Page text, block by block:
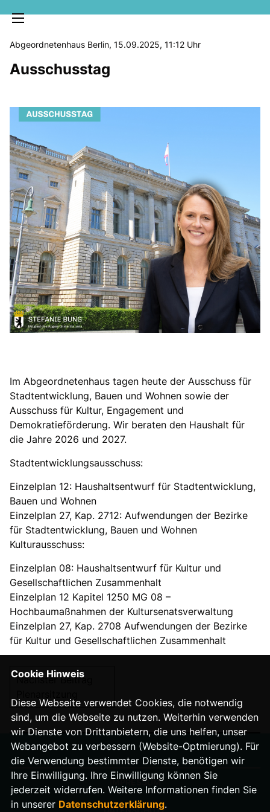
MELDUNGEN
SOZIALE MEDIEN
KLARTEXT
Abgeordnetenhaus Berlin, 15.09.2025, 11:12 Uhr
Ausschusstag
Im Abgeordnetenhaus tagen heute der Ausschuss für
Stadtentwicklung, Bauen und Wohnen sowie der
Ausschuss für Kultur, Engagement und
Demokratieförderung. Wir beraten den Haushalt für
die Jahre 2026 und 2027.
Stadtentwicklungsausschuss:
Einzelplan 12: Haushaltsentwurf für Stadtentwicklung,
Bauen und Wohnen
Einzelplan 27, Kap. 2712: Aufwendungen der Bezirke
für Stadtentwicklung, Bauen und Wohnen
Kulturausschuss:
Einzelplan 08: Haushaltsentwurf für Kultur und
Gesellschaftlichen Zusammenhalt
Einzelplan 12 Kapitel 1250 MG 08 –
Hochbaumaßnahmen der Kultursenatsverwaltung
Einzelplan 27, Kap. 2708 Aufwendungen der Bezirke
für Kultur und Gesellschaftlichen Zusammenhalt
Nächster Beitrag
IMPRESSUM
DATENSCHUTZ
Cookie Hinweis
Diese Webseite verwendet Cookies, die notwendig
sind, um die Webseite zu nutzen. Weiterhin verwenden
wir Dienste von Drittanbietern, die uns helfen, unser
Webangebot zu verbessern (Website-Optmierung). Für
die Verwendung bestimmter Dienste, benötigen wir
Ihre Einwilligung. Ihre Einwilligung können Sie
jederzeit widerrufen. Weitere Informationen finden Sie
in unserer Datenschutzerklärung.